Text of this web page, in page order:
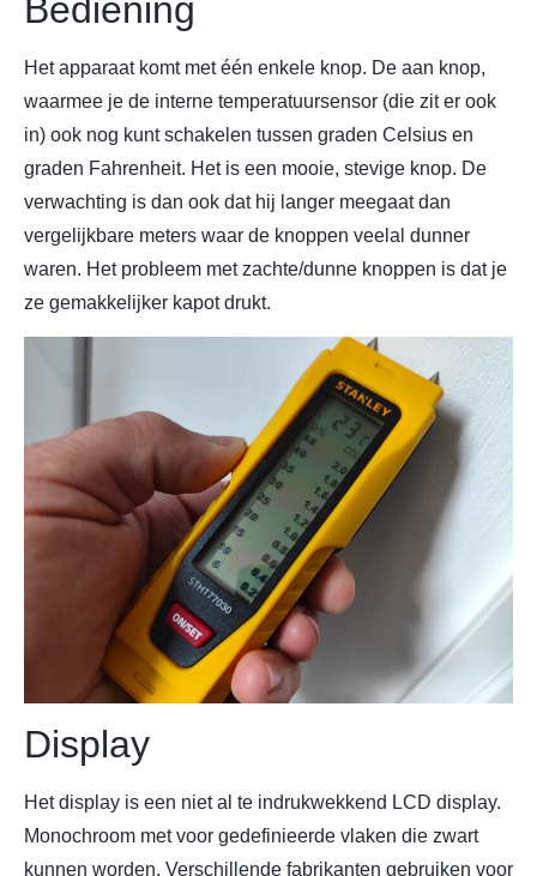
Bediening
Het apparaat komt met één enkele knop. De aan knop,
waarmee je de interne temperatuursensor (die zit er ook
in) ook nog kunt schakelen tussen graden Celsius en
graden Fahrenheit. Het is een mooie, stevige knop. De
verwachting is dan ook dat hij langer meegaat dan
vergelijkbare meters waar de knoppen veelal dunner
waren. Het probleem met zachte/dunne knoppen is dat je
ze gemakkelijker kapot drukt.
Display
Het display is een niet al te indrukwekkend LCD display.
Monochroom met voor gedefinieerde vlaken die zwart
kunnen worden. Verschillende fabrikanten gebruiken voor